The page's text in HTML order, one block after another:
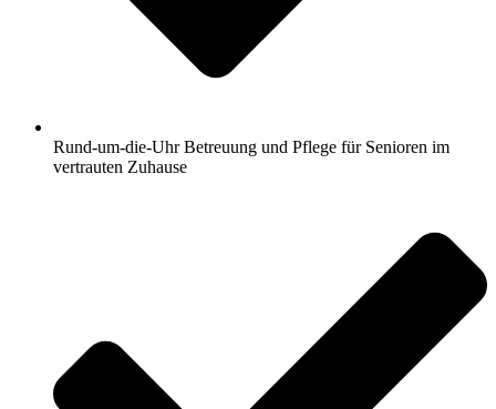
Rund-um-die-Uhr Betreuung und Pflege für Senioren im
vertrauten Zuhause